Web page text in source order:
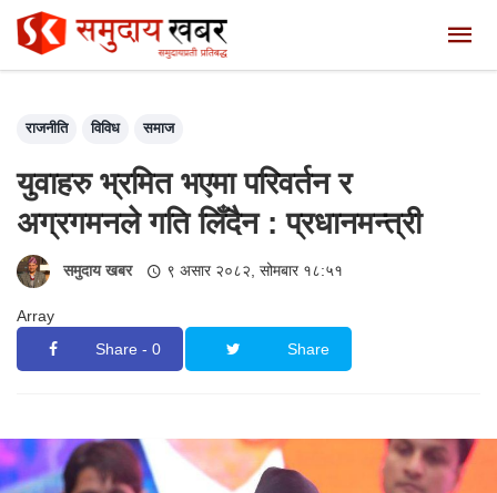
राजनीति विविध समाज
युवाहरु भ्रमित भएमा परिवर्तन र
अग्रगमनले गति लिँदैन : प्रधानमन्त्री
समुदाय खबर ९ असार २०८२, सोमबार १८:५१
Array
Share - 0
Share